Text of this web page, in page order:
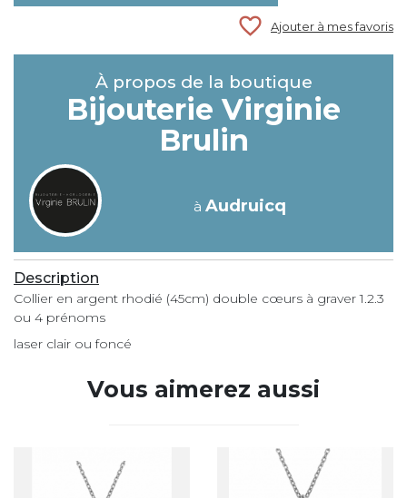
favorite_border Ajouter à mes favoris
À propos de la boutique
Bijouterie Virginie
Brulin
à Audruicq
Description
Collier en argent rhodié (45cm) double cœurs à graver 1.2.3
ou 4 prénoms
laser clair ou foncé
Vous aimerez aussi